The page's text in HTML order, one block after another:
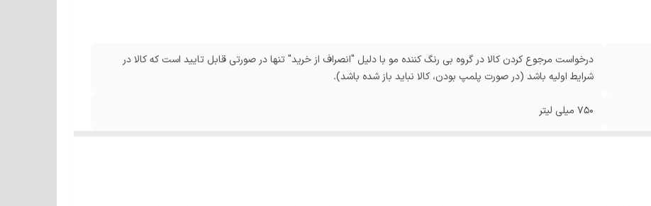
درخواست مرجوع کردن کالا در گروه بی رنگ کننده مو با دلیل "انصراف از خرید" تنها در صورتی قابل تایید است که کالا در
شرایط اولیه باشد (در صورت پلمپ بودن، کالا نباید باز شده باشد).
750 میلی لیتر